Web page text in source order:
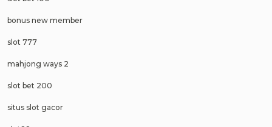
bonus new member
slot 777
mahjong ways 2
slot bet 200
situs slot gacor